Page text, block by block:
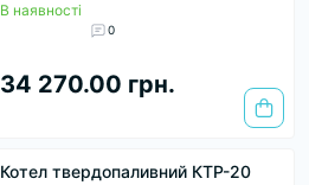
В наявності
0
34 270.00 грн.
Котел твердопаливний КТР-20